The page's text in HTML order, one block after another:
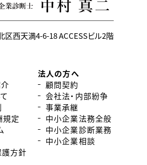
区西天満4-6-18ACCESSビル2階
規定
方針
法人の方へ
顧問契約
会社法・内部紛争
事業承継
中小企業法務全般
中小企業診断業務
中小企業相談